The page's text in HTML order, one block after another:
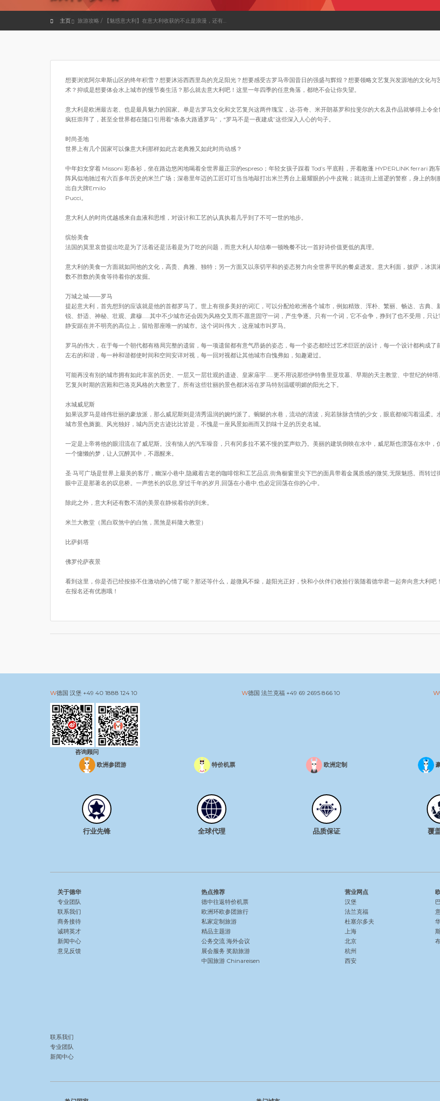
主页 旅游攻略 / 【魅惑意大利】在意大利收获的不止是浪漫，还有…
想要浏览阿尔卑斯山区的终年积雪？想要沐浴西西里岛的充足阳光？想要感受古罗马帝国昔日的强盛与辉煌？想要领略文艺复兴发源地的文化与
术？抑或是想要体会水上城市的慢节奏生活？那么就去意大利吧！这里一年四季的任意角落，都绝不会让你失望。
意大利是欧洲最古老、也是最具魅力的国家。单是古罗马文化和文艺复兴这两件瑰宝，达•芬奇、米开朗基罗和拉斐尔的大名及作品就够得上令全
疯狂崇拜了，甚至全世界都在随口引用着“条条大路通罗马”，“罗马不是一夜建成”这些深入人心的句子。
时尚圣地
世界上有几个国家可以像意大利那样如此古老典雅又如此时尚动感？
中年妇女穿着 Missoni 彩条衫，坐在路边悠闲地喝着全世界最正宗的espreso；年轻女孩子踩着 Tod’s 平底鞋，开着敞蓬 HYPERLINK ferrari 跑
阵风似地驰过有六百多年历史的米兰广场；深巷里年迈的工匠叮叮当当地敲打出米兰秀台上最耀眼的小牛皮靴；就连街上巡逻的警察，身上的制
出自大牌Emilo
Pucci。
意大利人的时尚优越感来自血液和思维，对设计和工艺的认真执着几乎到了不可一世的地步。
缤纷美食
法国的莫里哀曾提出吃是为了活着还是活着是为了吃的问题，而意大利人却信奉一顿晚餐不比一首好诗价值更低的真理。
意大利的美食一方面就如同他的文化，高贵、典雅、独特；另一方面又以亲切平和的姿态努力向全世界平民的餐桌进发。意大利面，披萨，冰淇
数不胜数的美食等待着你的发掘。
万城之城——罗马
提起意大利，首先想到的应该就是他的首都罗马了。世上有很多美好的词汇，可以分配给欧洲各个城市，例如精致、浑朴、繁丽、畅达、古典、
锐、舒适、神秘、壮观、肃穆……其中不少城市还会因为风格交叉而不愿意固守一词，产生争逐。只有一个词，它不会争，挣到了也不受用，只让
静安踞在并不明亮的高位上，留给那座唯一的城市。这个词叫伟大，这座城市叫罗马。
罗马的伟大，在于每一个朝代都有格局完整的遗留，每一项遗留都有意气昂扬的姿态，每一个姿态都经过艺术巨匠的设计，每一个设计都构成了
左右的和谐，每一种和谐都使时间和空间安详对视，每一回对视都让其他城市自愧弗如，知趣避过。
可能再没有别的城市拥有如此丰富的历史、一层又一层壮观的遗迹、皇家庙宇……更不用说那些伊特鲁里亚坟墓、早期的天主教堂、中世纪的钟塔
艺复兴时期的宫殿和巴洛克风格的大教堂了。所有这些壮丽的景色都沐浴在罗马特别温暖明媚的阳光之下。
水城威尼斯
如果说罗马是雄伟壮丽的豪放派，那么威尼斯则是清秀温润的婉约派了。蜿蜒的水巷，流动的清波，宛若脉脉含情的少女，眼底都倾泻着温柔。
城市景色旖旎、风光独好，城内历史古迹比比皆是，不愧是一座风景如画而又韵味十足的历史名城。
一定是上帝将他的眼泪流在了威尼斯。没有恼人的汽车噪音，只有冈多拉不紧不慢的桨声欸乃。美丽的建筑倒映在水中，威尼斯也漂荡在水中，
一个慵懒的梦，让人沉醉其中，不愿醒来。
圣·马可广场是世界上最美的客厅，幽深小巷中,隐藏着古老的咖啡馆和工艺品店,街角橱窗里尖下巴的面具带着金属质感的微笑,无限魅惑。而转过
眼中正是那著名的叹息桥。一声悠长的叹息,穿过千年的岁月,回荡在小巷中,也必定回荡在你的心中。
除此之外，意大利还有数不清的美景在静候着你的到来。
米兰大教堂（黑白双煞中的白煞，黑煞是科隆大教堂）
比萨斜塔
佛罗伦萨夜景
看到这里，你是否已经按捺不住激动的心情了呢？那还等什么，趁微风不燥，趁阳光正好，快和小伙伴们收拾行装随着德华君一起奔向意大利吧
在报名还有优惠哦！
德国 汉堡 +49 40 1888 124 10 德国 法兰克福 +49 69 2695 866 10
咨询顾问
欧洲参团游
特价机票 欧洲定制
行业先锋 全球代理 品质保证 覆
关于德华
专业团队
联系我们
商务接待
诚聘英才
新闻中心
意见反馈
热点推荐
德中往返特价机票
欧洲环欧参团旅行
私家定制旅游
精品主题游
公务交流 海外会议
展会服务 奖励旅游
中国旅游 Chinareisen
营业网点
汉堡
法兰克福
杜塞尔多夫
上海
北京
杭州
西安
联系我们
专业团队
新闻中心